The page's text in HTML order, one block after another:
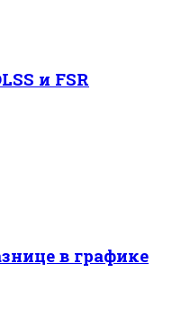
и FSR
в графике